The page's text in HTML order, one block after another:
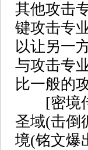
其他攻击
键攻击专
以让另一
与攻击专
比一般的
[密境传
圣域(击倒
境(铭文爆